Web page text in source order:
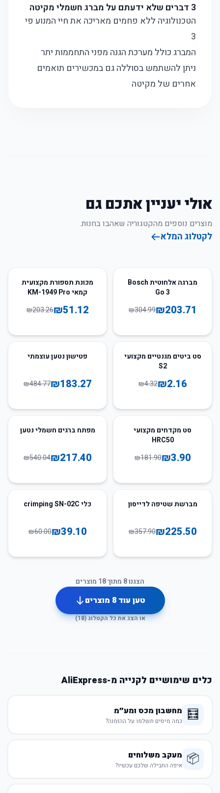
3 דברים שלא ידעתם על מברג חשמלי מקיטה
הטכנולוגיה ללא פחמים מאריכה את חיי המנוע פי
3
המברג כולל מערכת הגנה מפני התחממות יתר
ניתן להשתמש בסוללה גם במכשירים תואמים
אחרים של מקיטה
אולי יעניין אתכם גם
מוצרים נוספים מהקטגוריה שאהבו בחנות.
לקטלוג המלא
33
מברגה אלחוטית Bosch
Go 3
₪203.71
₪304.99
75
מכונת תספורת מקצועית
קמאי KM-1949 Pro
₪51.12
₪203.26
50%סט ביטים מגנטיים מקצועי
S2
₪2.16
₪4.32
פטישון נטען עוצמתי
₪183.27
₪484.77
סט מקדחים מקצועי
HRC50
₪3.90
₪181.90
60%מפתח ברגים חשמלי נטען
₪217.40
₪540.04
37
מברשת שטיפה לדייסון
₪225.50
₪357.90
35
כלי crimping SN-02C
₪39.10
₪60.00
הצגנו8 מתוך18 מוצרים
טען עוד8 מוצרים
או הצג את כל הקטלוג (18
)
כלים שימושיים לקנייה מ-AliExpress
🧮 מחשבון מכס ומע״מ
כמה מיסים תשלמו על ההזמנה?
📦 מעקב משלוחים
איפה החבילה שלכם עכשיו?